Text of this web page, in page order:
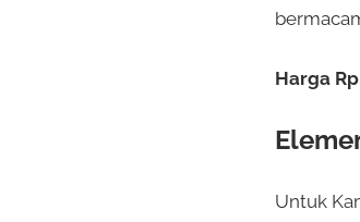
Harga
Untuk